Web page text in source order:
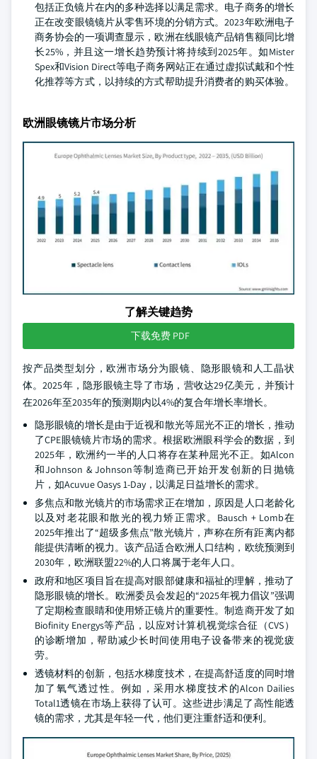
包括正负镜片在内的多种选择以满足需求。电子商务的增长
正在改变眼镜镜片从零售环境的分销方式。2023年欧洲电子
商务协会的一项调查显示，欧洲在线眼镜产品销售额同比增
长25%，并且这一增长趋势预计将持续到2025年。如Mister
Spex和Vision Direct等电子商务网站正在通过虚拟试戴和个性
化推荐等方式，以持续的方式帮助提升消费者的购买体验。
欧洲眼镜镜片市场分析
了解关键趋势
下载免费 PDF
按产品类型划分，欧洲市场分为眼镜、隐形眼镜和人工晶状
体。2025年，隐形眼镜主导了市场，营收达29亿美元，并预计
在2026年至2035年的预测期内以4%的复合年增长率增长。
隐形眼镜的增长是由于近视和散光等屈光不正的增长，推动
了CPE眼镜镜片市场的需求。根据欧洲眼科学会的数据，到
2025年，欧洲约一半的人口将存在某种屈光不正。如Alcon
和Johnson & Johnson等制造商已开始开发创新的日抛镜
片，如Acuvue Oasys 1-Day，以满足日益增长的需求。
多焦点和散光镜片的市场需求正在增加，原因是人口老龄化
以及对老花眼和散光的视力矫正需求。Bausch + Lomb在
2025年推出了“超级多焦点”散光镜片，声称在所有距离内都
能提供清晰的视力。该产品适合欧洲人口结构，欧统预测到
2030年，欧洲联盟22%的人口将属于老年人口。
政府和地区项目旨在提高对眼部健康和福祉的理解，推动了
隐形眼镜的增长。欧洲委员会发起的“2025年视力倡议”强调
了定期检查眼睛和使用矫正镜片的重要性。制造商开发了如
Biofinity Energys等产品，以应对计算机视觉综合征（CVS）
的诊断增加，帮助减少长时间使用电子设备带来的视觉疲
劳。
透镜材料的创新，包括水梯度技术，在提高舒适度的同时增
加了氧气透过性。例如，采用水梯度技术的Alcon Dailies
Total1透镜在市场上获得了认可。这些进步满足了高性能透
镜的需求，尤其是年轻一代，他们更注重舒适和便利。